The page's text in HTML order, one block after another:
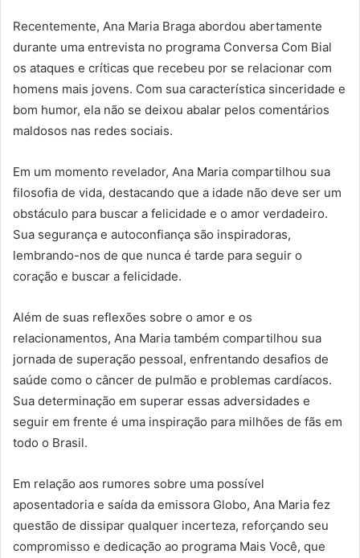
Recentemente, Ana Maria Braga abordou abertamente
durante uma entrevista no programa Conversa Com Bial
os ataques e críticas que recebeu por se relacionar com
homens mais jovens. Com sua característica sinceridade e
bom humor, ela não se deixou abalar pelos comentários
maldosos nas redes sociais.
Em um momento revelador, Ana Maria compartilhou sua
filosofia de vida, destacando que a idade não deve ser um
obstáculo para buscar a felicidade e o amor verdadeiro.
Sua segurança e autoconfiança são inspiradoras,
lembrando-nos de que nunca é tarde para seguir o
coração e buscar a felicidade.
Além de suas reflexões sobre o amor e os
relacionamentos, Ana Maria também compartilhou sua
jornada de superação pessoal, enfrentando desafios de
saúde como o câncer de pulmão e problemas cardíacos.
Sua determinação em superar essas adversidades e
seguir em frente é uma inspiração para milhões de fãs em
todo o Brasil.
Em relação aos rumores sobre uma possível
aposentadoria e saída da emissora Globo, Ana Maria fez
questão de dissipar qualquer incerteza, reforçando seu
compromisso e dedicação ao programa Mais Você, que